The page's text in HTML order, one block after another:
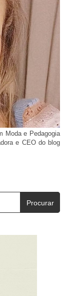
Moda e Pedagogia
e CEO do blog
Procurar